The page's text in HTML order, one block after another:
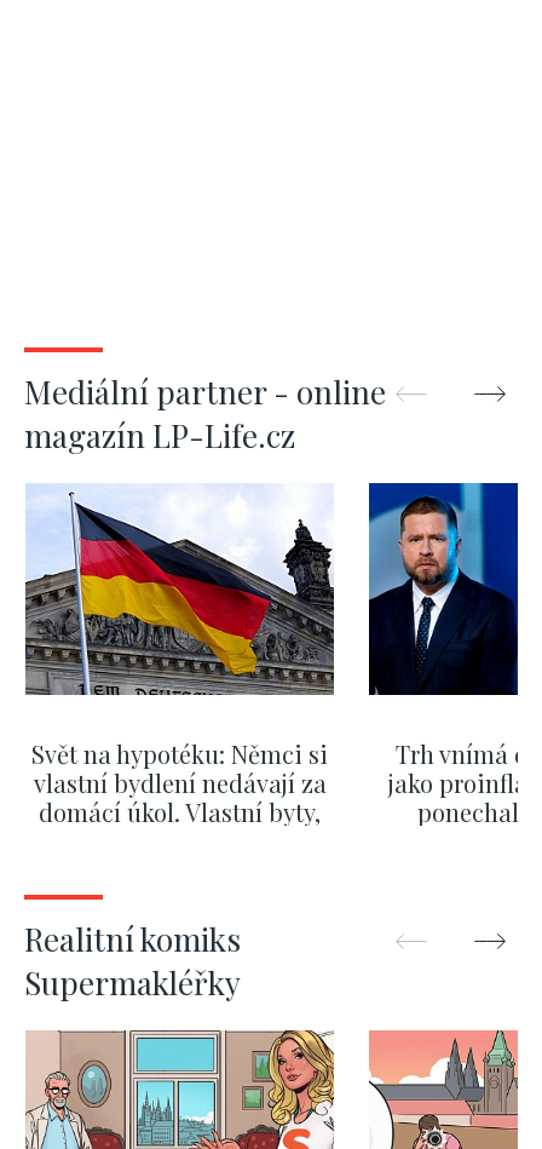
Mediální partner - online
magazín LP-Life.cz
Svět na hypotéku: Němci si
vlastní bydlení nedávají za
domácí úkol. Vlastní byty,
Trh vnímá
jako
ponechali
Realitní komiks
Supermakléřky